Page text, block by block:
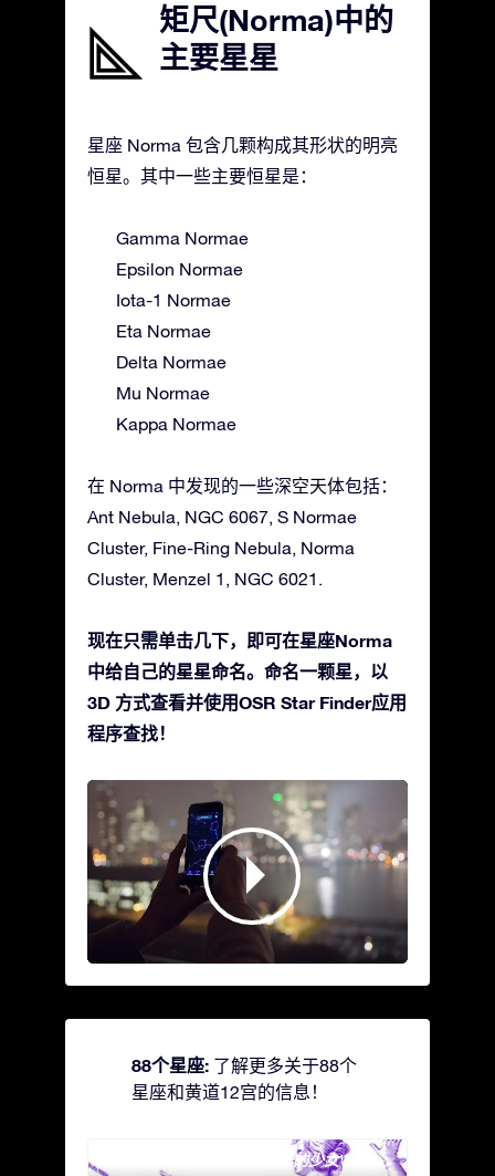
矩尺(Norma)中的
主要星星
星座 Norma 包含几颗构成其形状的明亮
恒星。其中一些主要恒星是：
Gamma Normae
Epsilon Normae
Iota-1 Normae
Eta Normae
Delta Normae
Mu Normae
Kappa Normae
在 Norma 中发现的一些深空天体包括：
Ant Nebula, NGC 6067, S Normae
Cluster, Fine-Ring Nebula, Norma
Cluster, Menzel 1, NGC 6021.
现在只需单击几下，即可在星座Norma
中给自己的星星命名。命名一颗星，以
3D 方式查看并使用OSR Star Finder应用
程序查找！
88个星座: 了解更多关于88个
星座和黄道12宫的信息！
Andromeda - 被铁链锁着的少女